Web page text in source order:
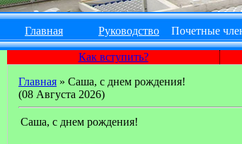
Главная Руководство Почетные
Как вступить?
Главная » Саша, с днем рождения!
(08 Августа 2026)
Саша, с днем рождения!